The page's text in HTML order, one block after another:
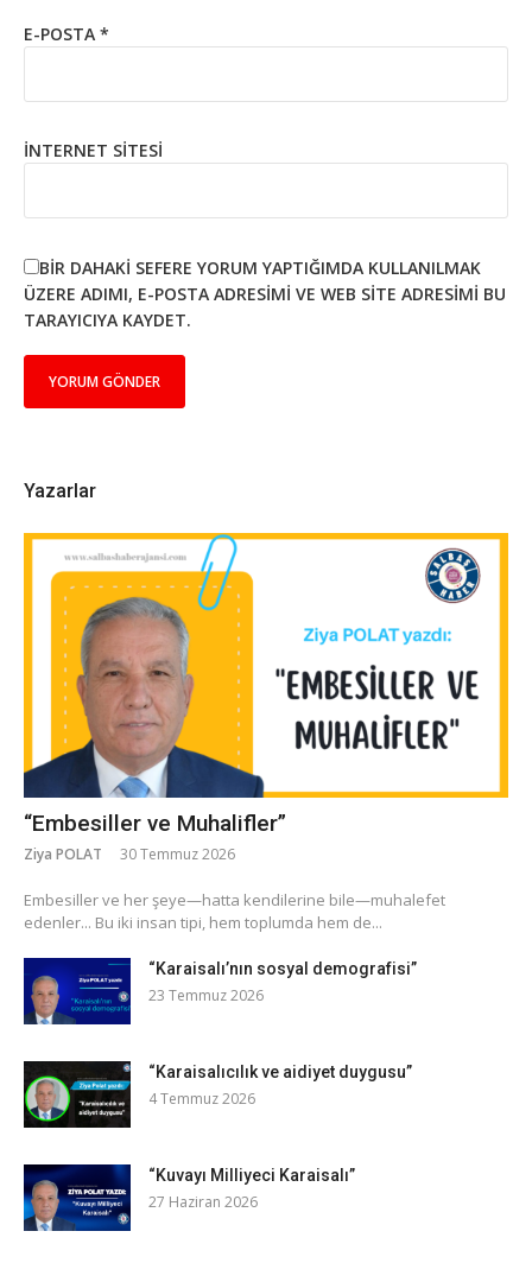
E-POSTA *
İNTERNET SITESI
BIR DAHAKI SEFERE YORUM YAPTIĞIMDA KULLANILMAK
ÜZERE ADIMI, E-POSTA ADRESIMI VE WEB SITE ADRESIMI BU
TARAYICIYA KAYDET.
Yazarlar
“Embesiller ve Muhalifler”
Ziya POLAT 30 Temmuz 2026
​Embesiller ve her şeye—hatta kendilerine bile—muhalefet
edenler... Bu iki insan tipi, hem toplumda hem de...
“Karaisalı’nın sosyal demografisi”
23 Temmuz 2026
“Karaisalıcılık ve aidiyet duygusu”
4 Temmuz 2026
“Kuvayı Milliyeci Karaisalı”
27 Haziran 2026